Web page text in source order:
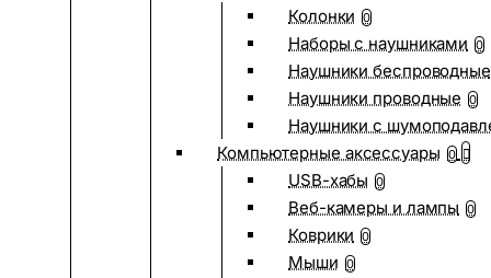
Колонки 0
Наборы с наушниками 0
Наушники беспроводные
Наушники проводные 0
Наушники с
Компьютерные аксессуары 0
USB-хабы 0
Веб-камеры и лампы 0
Коврики 0
Мыши 0